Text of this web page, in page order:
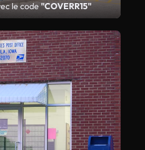
le code "COVERR15"